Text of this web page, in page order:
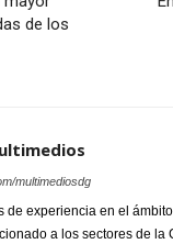
de los
multimediosdg
de experiencia en el
a los sectores de la